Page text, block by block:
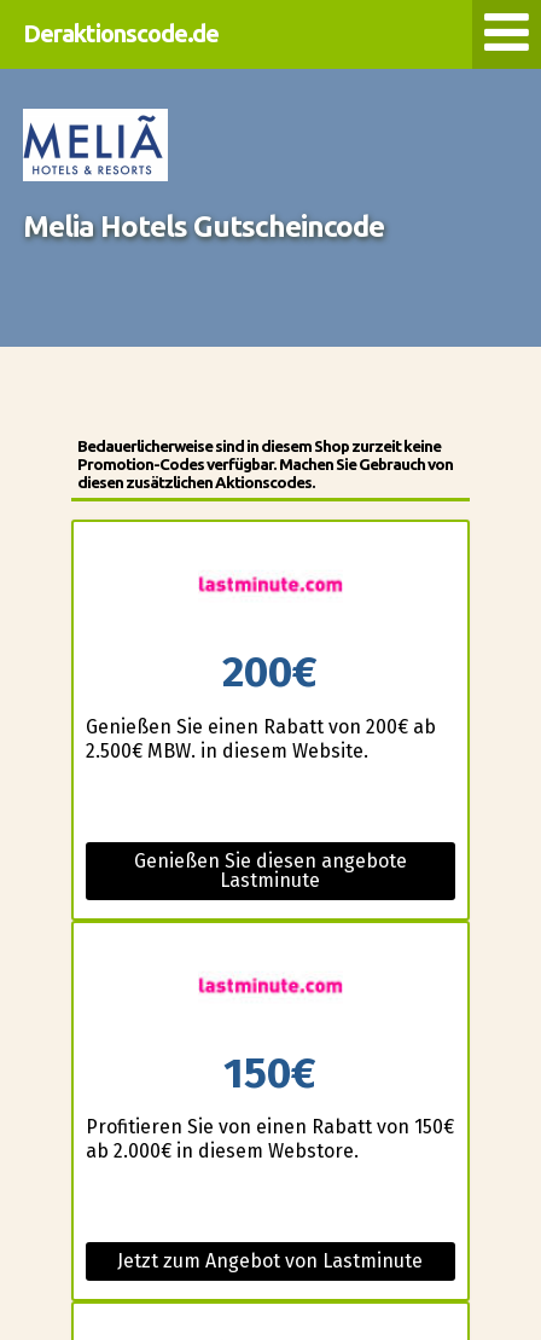
Deraktionscode.de
Melia Hotels Gutscheincode
Bedauerlicherweise sind in diesem Shop zurzeit keine
Promotion-Codes verfügbar. Machen Sie Gebrauch von
diesen zusätzlichen Aktionscodes.
200€
Genießen Sie einen Rabatt von 200€ ab
2.500€ MBW. in diesem Website.
Genießen Sie diesen angebote
Lastminute
150€
Profitieren Sie von einen Rabatt von 150€
ab 2.000€ in diesem Webstore.
Jetzt zum Angebot von Lastminute